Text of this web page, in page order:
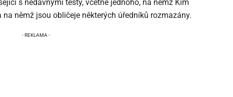
s nedávnými testy, včetně jednoho, na němž Kim
němž jsou obličeje některých úředníků rozmazány.